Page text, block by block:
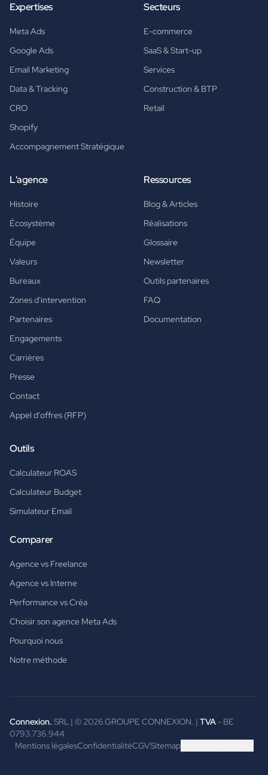
Expertises
Meta Ads
Google Ads
Email Marketing
Data & Tracking
CRO
Shopify
Accompagnement Stratégique
Secteurs
E-commerce
SaaS & Start-up
Services
Construction & BTP
Retail
L'agence
Histoire
Écosystème
Équipe
Valeurs
Bureaux
Zones d'intervention
Partenaires
Engagements
Carrières
Presse
Contact
Appel d'offres (RFP)
Ressources
Blog & Articles
Réalisations
Glossaire
Newsletter
Outils partenaires
FAQ
Documentation
Outils
Calculateur ROAS
Calculateur Budget
Simulateur Email
Comparer
Agence vs Freelance
Agence vs Interne
Performance vs Créa
Choisir son agence Meta Ads
Pourquoi nous
Notre méthode
Connexion. SRL | © 2026GROUPE CONNEXION. | TVA - BE
0793.736.944
Mentions légalesConfidentialitéCGVSitemapMon consentement